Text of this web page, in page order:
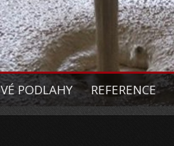
PODLAHY REFERENCE